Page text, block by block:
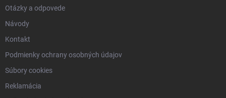
Otázky a odpovede
Návody
Kontakt
Podmienky ochrany osobných údajov
Súbory cookies
Reklamácia